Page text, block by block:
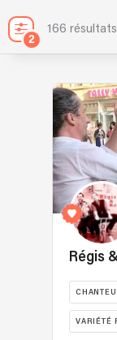
2
166 résultats
Régis
VARIÉTÉ